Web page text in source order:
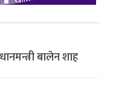
बालेन शाह